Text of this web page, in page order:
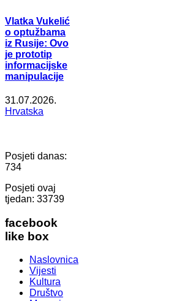
Vlatka Vukelić
o optužbama
iz Rusije: Ovo
je prototip
informacijske
manipulacije
31.07.2026.
Hrvatska
Posjeti danas:
734
Posjeti ovaj
tjedan: 33739
facebook
like box
Naslovnica
Vijesti
Kultura
Društvo